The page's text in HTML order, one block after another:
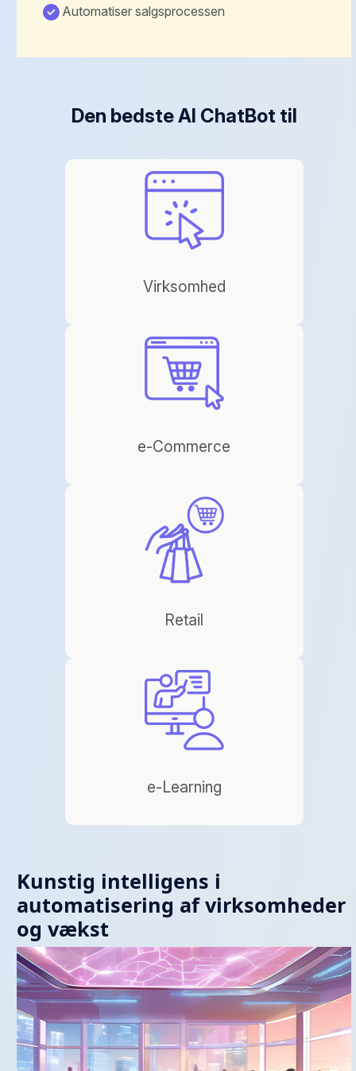
Automatiser salgsprocessen
Den bedste AI ChatBot til
Virksomhed
e-Commerce
Retail
e-Learning
Kunstig intelligens i
automatisering af virksomheder
og vækst